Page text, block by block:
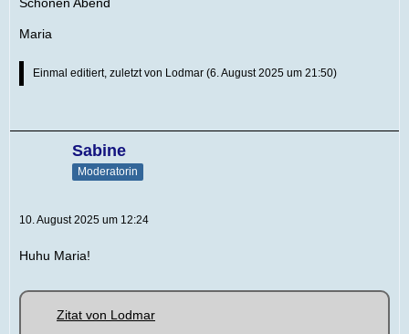
Maria
Einmal editiert, zuletzt von Lodmar (6. August 2025 um 21:50)
Sabine
Moderatorin
10. August 2025 um 12:24
Huhu Maria!
Zitat von Lodmar